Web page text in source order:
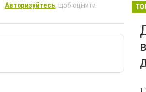
Авторизуйтесь, щоб оцінити